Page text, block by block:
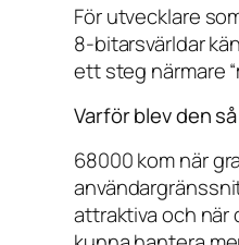
För utvecklare
8-bitarsvärldar
ett steg närmare
Varför blev den
68000 kom när
attraktiva och när